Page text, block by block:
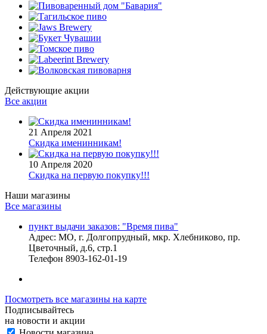
Действующие акции
Все акции
21 Апреля 2021
Скидка именинникам!
10 Апреля 2020
Скидка на первую покупку!!!
Наши магазины
Все магазины
пункт выдачи заказов: "Время пива"
Адрес: МО, г. Долгопрудный, мкр. Хлебниково, пр.
Цветочный, д.6, стр.1
Телефон 8903-162-01-19
Посмотреть все магазины на карте
Подписывайтесь
на новости и акции